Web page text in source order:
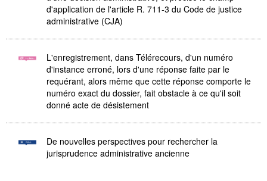
d'application de l'article R. 711-3 du Code de justice
administrative (CJA)
L'enregistrement, dans Télérecours, d'un numéro
d'instance erroné, lors d'une réponse faite par le
requérant, alors même que cette réponse comporte le
numéro exact du dossier, fait obstacle à ce qu'il soit
donné acte de désistement
De nouvelles perspectives pour rechercher la
jurisprudence administrative ancienne